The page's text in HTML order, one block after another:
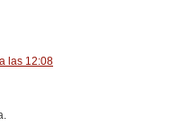
las 12:08